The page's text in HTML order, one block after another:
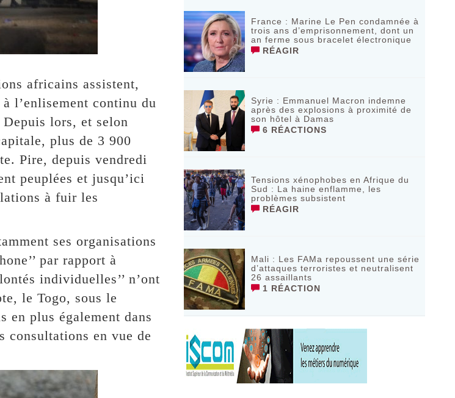
africains assistent,
l’enlisement continu du
lors, et selon
plus de 3 900
Pire, depuis vendredi
peuplées et jusqu’ici
à fuir les
ses organisations
par rapport à
individuelles’’ n’ont
le Togo, sous le
en plus également dans
en vue de
France : Marine Le Pen condamnée à
trois ans d’emprisonnement, dont un
an ferme sous bracelet électronique
RÉAGIR
Syrie : Emmanuel Macron indemne
après des explosions à proximité de
son hôtel à Damas
6 RÉACTIONS
Tensions xénophobes en Afrique du
Sud : La haine enflamme, les
problèmes subsistent
RÉAGIR
Mali : Les FAMa repoussent une série
d’attaques terroristes et neutralisent
26 assaillants
1 RÉACTION